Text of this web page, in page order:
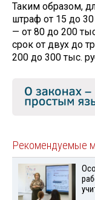
Таким образом,
штраф от 15 до
— от 80 до 200
срок от двух до
200 до 300 тыс.
Рекомендуемые